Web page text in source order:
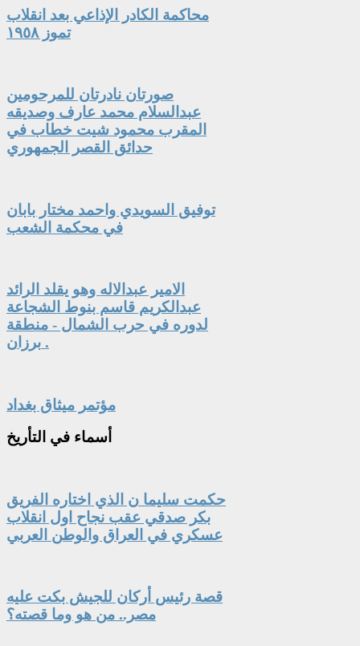
محاكمة الكادر الإذاعي بعد انقلاب
تموز ١٩٥٨
صورتان نادرتان للمرحومين
عبدالسلام محمد عارف وصديقه
المقرب محمود شيت خطاب في
حدائق القصر الجمهوري
توفيق السويدي واحمد مختار بابان
في محكمة الشعب
الامير عبدالاله وهو يقلد الرائد
عبدالكريم قاسم بنوط الشجاعة
لدوره في حرب الشمال - منطقة
برزان .
مؤتمر ميثاق بغداد
أسماء في التأريخ
حكمت سليما ن الذي اختاره الفريق
بكر صدقي عقب نجاح اول انقلاب
عسكري في العراق والوطن العربي
قصة رئيس أركان للجيش بكت عليه
مصر.. من هو وما قصته؟